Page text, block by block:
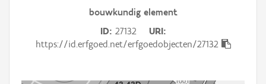
bouwkundig element
ID 27132
URI
https://id.erfgoed.net/erfgoedobjecten/27132